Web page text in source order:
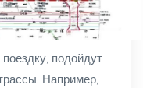
подойдут
Например,